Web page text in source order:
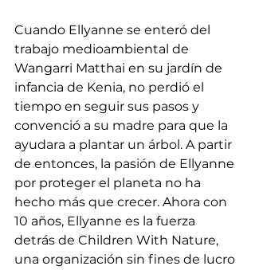
Cuando Ellyanne se enteró del
trabajo medioambiental de
Wangarri Matthai en su jardín de
infancia de Kenia, no perdió el
tiempo en seguir sus pasos y
convenció a su madre para que la
ayudara a plantar un árbol. A partir
de entonces, la pasión de Ellyanne
por proteger el planeta no ha
hecho más que crecer. Ahora con
10 años, Ellyanne es la fuerza
detrás de Children With Nature,
una organización sin fines de lucro